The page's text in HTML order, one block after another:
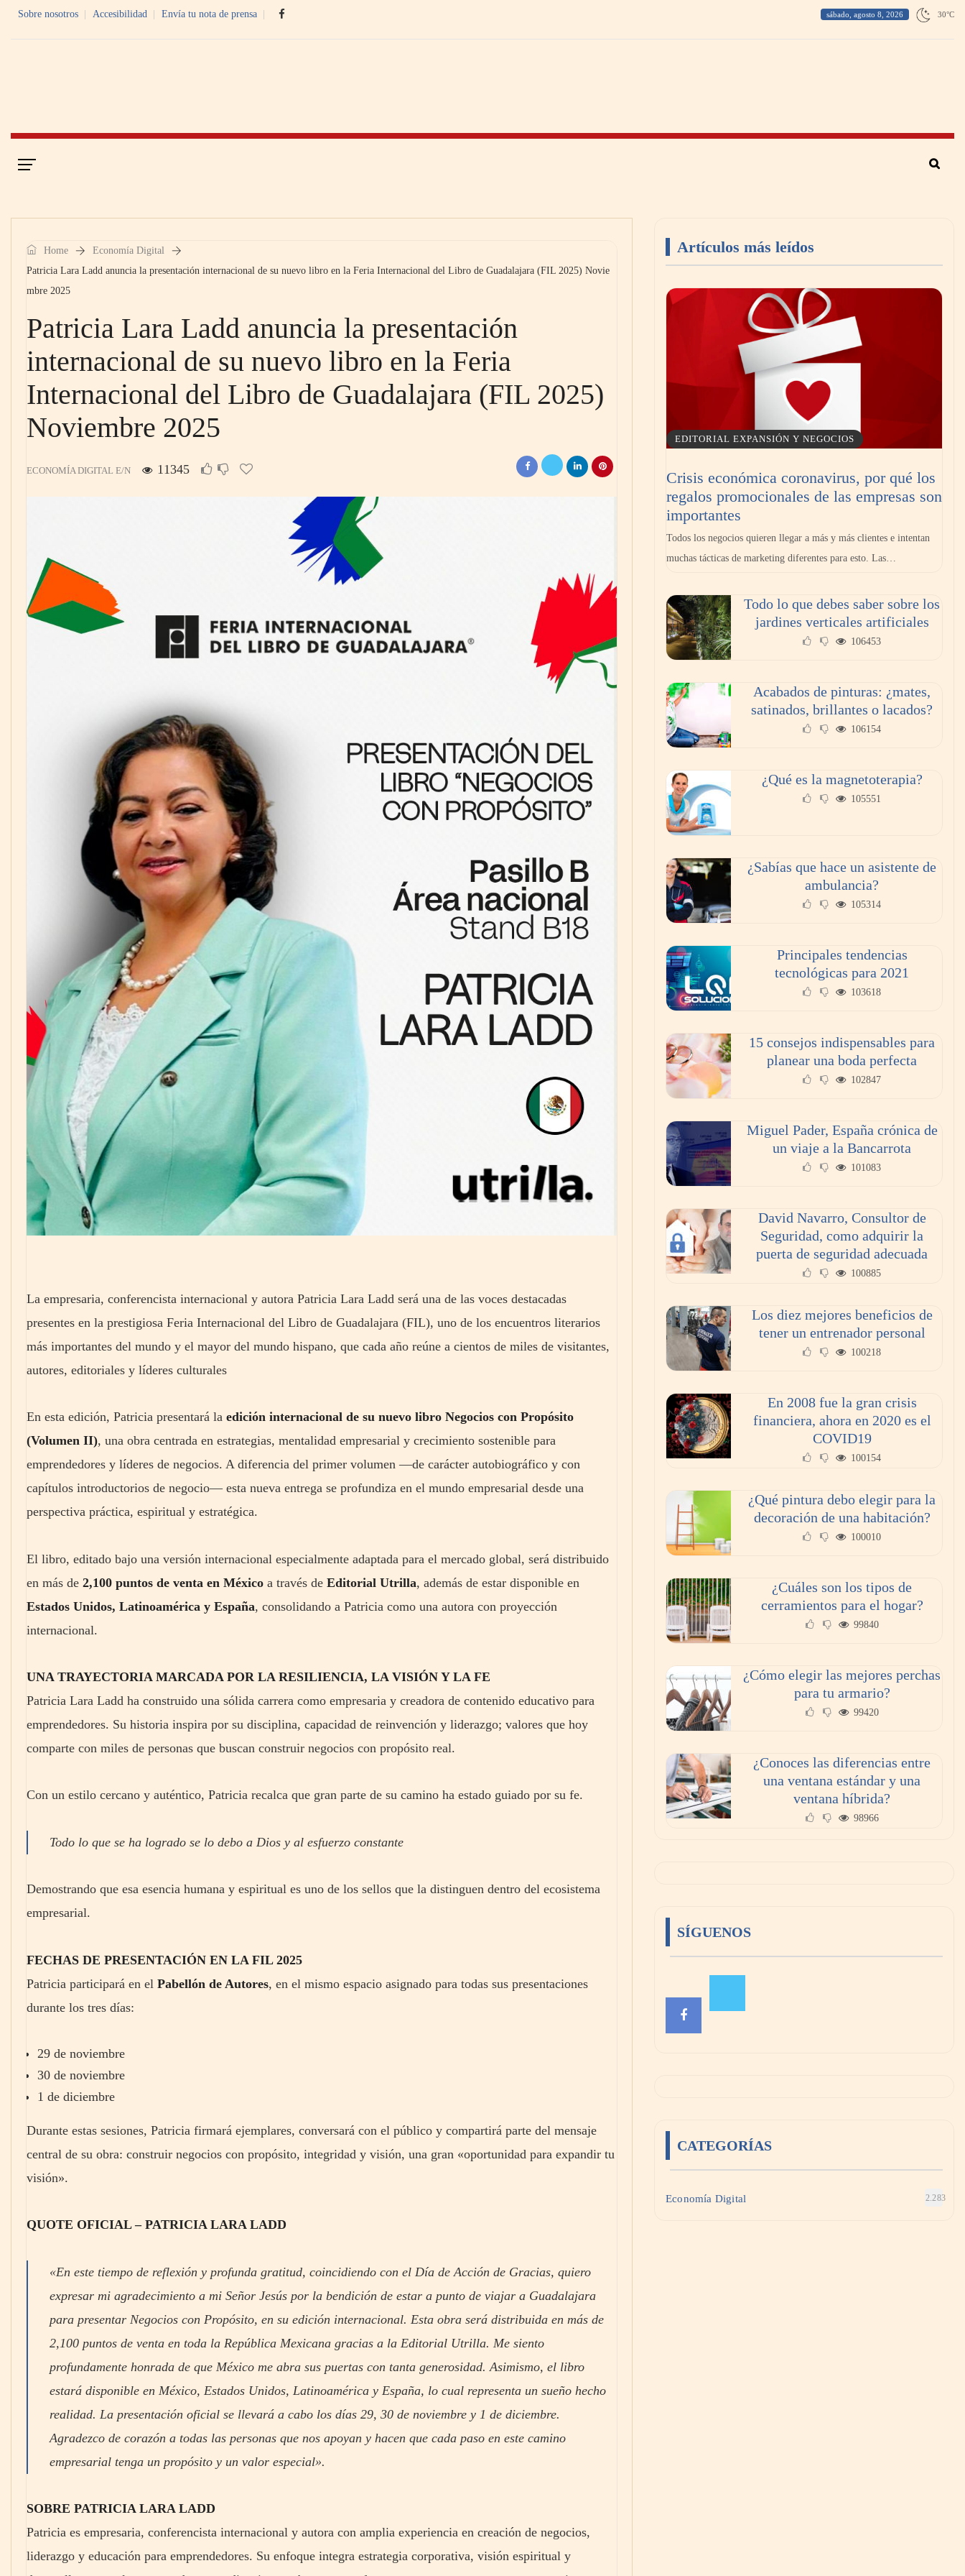
Sobre nosotros Accesibilidad Envía tu nota de prensa sábado, agosto 8, 2026 30°C
Home
Economía Digital
Patricia Lara Ladd anuncia la presentación internacional de su nuevo libro en la Feria Internacional del Libro de Guadalajara (FIL 2025) Novie
mbre 2025
Patricia Lara Ladd anuncia la presentación
internacional de su nuevo libro en la Feria
Internacional del Libro de Guadalajara (FIL 2025)
Noviembre 2025
ECONOMÍA DIGITAL E/N 11345
La empresaria, conferencista internacional y autora Patricia Lara Ladd será una de las voces destacadas
presentes en la prestigiosa Feria Internacional del Libro de Guadalajara (FIL), uno de los encuentros literarios
más importantes del mundo y el mayor del mundo hispano, que cada año reúne a cientos de miles de visitantes,
autores, editoriales y líderes culturales
En esta edición, Patricia presentará la edición internacional de su nuevo libro Negocios con Propósito
(Volumen II), una obra centrada en estrategias, mentalidad empresarial y crecimiento sostenible para
emprendedores y líderes de negocios. A diferencia del primer volumen —de carácter autobiográfico y con
capítulos introductorios de negocio— esta nueva entrega se profundiza en el mundo empresarial desde una
perspectiva práctica, espiritual y estratégica.
El libro, editado bajo una versión internacional especialmente adaptada para el mercado global, será distribuido
en más de 2,100 puntos de venta en México a través de Editorial Utrilla, además de estar disponible en
Estados Unidos, Latinoamérica y España, consolidando a Patricia como una autora con proyección
internacional.
UNA TRAYECTORIA MARCADA POR LA RESILIENCIA, LA VISIÓN Y LA FE
Patricia Lara Ladd ha construido una sólida carrera como empresaria y creadora de contenido educativo para
emprendedores. Su historia inspira por su disciplina, capacidad de reinvención y liderazgo; valores que hoy
comparte con miles de personas que buscan construir negocios con propósito real.
Con un estilo cercano y auténtico, Patricia recalca que gran parte de su camino ha estado guiado por su fe.
Todo lo que se ha logrado se lo debo a Dios y al esfuerzo constante
Demostrando que esa esencia humana y espiritual es uno de los sellos que la distinguen dentro del ecosistema
empresarial.
FECHAS DE PRESENTACIÓN EN LA FIL 2025
Patricia participará en el Pabellón de Autores, en el mismo espacio asignado para todas sus presentaciones
durante los tres días:
29 de noviembre
30 de noviembre
1 de diciembre
Durante estas sesiones, Patricia firmará ejemplares, conversará con el público y compartirá parte del mensaje
central de su obra: construir negocios con propósito, integridad y visión, una gran «oportunidad para expandir tu
visión».
QUOTE OFICIAL – PATRICIA LARA LADD
«En este tiempo de reflexión y profunda gratitud, coincidiendo con el Día de Acción de Gracias, quiero
expresar mi agradecimiento a mi Señor Jesús por la bendición de estar a punto de viajar a Guadalajara
para presentar Negocios con Propósito, en su edición internacional. Esta obra será distribuida en más de
2,100 puntos de venta en toda la República Mexicana gracias a la Editorial Utrilla. Me siento
profundamente honrada de que México me abra sus puertas con tanta generosidad. Asimismo, el libro
estará disponible en México, Estados Unidos, Latinoamérica y España, lo cual representa un sueño hecho
realidad. La presentación oficial se llevará a cabo los días 29, 30 de noviembre y 1 de diciembre.
Agradezco de corazón a todas las personas que nos apoyan y hacen que cada paso en este camino
empresarial tenga un propósito y un valor especial».
SOBRE PATRICIA LARA LADD
Patricia es empresaria, conferencista internacional y autora con amplia experiencia en creación de negocios,
liderazgo y educación para emprendedores. Su enfoque integra estrategia corporativa, visión espiritual y
Artículos más leídos
EDITORIAL EXPANSIÓN Y NEGOCIOS
Crisis económica coronavirus, por qué los
regalos promocionales de las empresas son
importantes
Todos los negocios quieren llegar a más y más clientes e intentan
muchas tácticas de marketing diferentes para esto. Las…
Todo lo que debes saber sobre los
jardines verticales artificiales
106453
Acabados de pinturas: ¿mates,
satinados, brillantes o lacados?
106154
¿Qué es la magnetoterapia?
105551
¿Sabías que hace un asistente de
ambulancia?
105314
Principales tendencias
tecnológicas para 2021
103618
15 consejos indispensables para
planear una boda perfecta
102847
Miguel Pader, España crónica de
un viaje a la Bancarrota
101083
David Navarro, Consultor de
Seguridad, como adquirir la
puerta de seguridad adecuada
100885
Los diez mejores beneficios de
tener un entrenador personal
100218
En 2008 fue la gran crisis
financiera, ahora en 2020 es el
COVID19
100154
¿Qué pintura debo elegir para la
decoración de una habitación?
100010
¿Cuáles son los tipos de
cerramientos para el hogar?
99840
¿Cómo elegir las mejores perchas
para tu armario?
99420
¿Conoces las diferencias entre
una ventana estándar y una
ventana híbrida?
98966
SÍGUENOS
CATEGORÍAS
Economía Digital 2.283